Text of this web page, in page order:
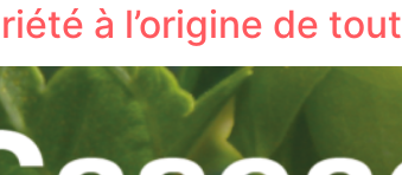
à l’origine de tout